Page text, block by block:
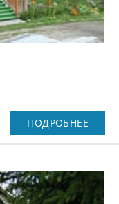
ПОДРОБНЕЕ